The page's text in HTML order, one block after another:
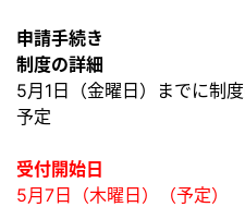
申請手続き
制度の詳細
5月1日（金曜日）までに制
予定
受付開始日
5月7日（木曜日）（予定）